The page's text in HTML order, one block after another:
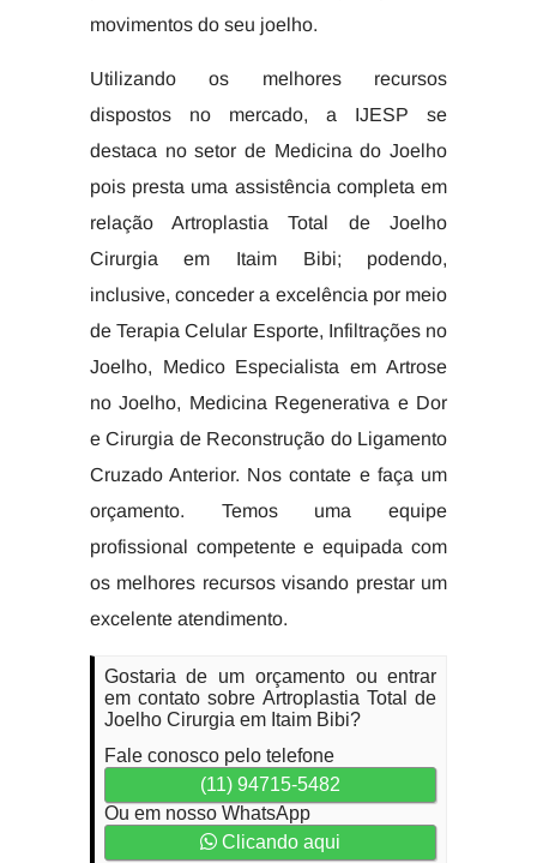
movimentos do seu joelho.
Utilizando os melhores recursos
dispostos no mercado, a IJESP se
destaca no setor de Medicina do Joelho
pois presta uma assistência completa em
relação Artroplastia Total de Joelho
Cirurgia em Itaim Bibi; podendo,
inclusive, conceder a excelência por meio
de Terapia Celular Esporte, Infiltrações no
Joelho, Medico Especialista em Artrose
no Joelho, Medicina Regenerativa e Dor
e Cirurgia de Reconstrução do Ligamento
Cruzado Anterior. Nos contate e faça um
orçamento. Temos uma equipe
profissional competente e equipada com
os melhores recursos visando prestar um
excelente atendimento.
Gostaria de um orçamento ou entrar
em contato sobre Artroplastia Total de
Joelho Cirurgia em Itaim Bibi?
Fale conosco pelo telefone
(11) 94715-5482
Ou em nosso WhatsApp
Clicando aqui